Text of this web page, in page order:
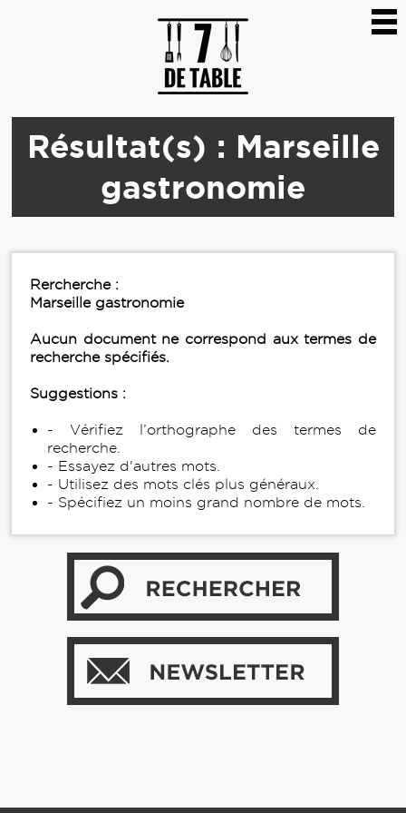
Résultat(s) : Marseille
gastronomie
Rercherche :
Marseille gastronomie
Aucun document ne correspond aux termes de
recherche spécifiés.
Suggestions :
- Vérifiez l’orthographe des termes de
recherche.
- Essayez d'autres mots.
- Utilisez des mots clés plus généraux.
- Spécifiez un moins grand nombre de mots.